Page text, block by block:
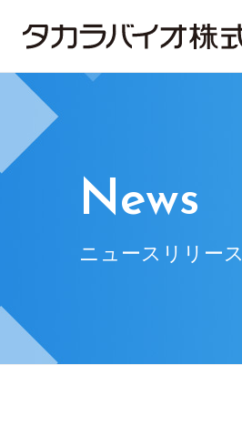
News
ニュースリリース
ごあいさつ
試薬・機器
IRライブラリ
ニュース＆トピックス